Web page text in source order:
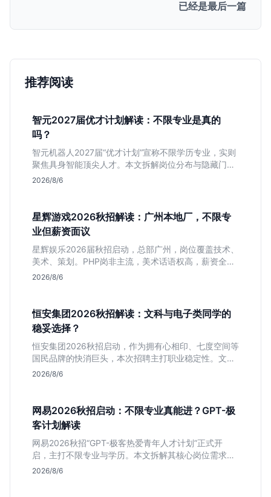
已经是最后一篇
推荐阅读
智元2027届优才计划解读：不限专业是真的
吗？
智元机器人2027届“优才计划”宣称不限学历专业，实则
聚焦具身智能顶尖人才。本文拆解岗位分布与隐藏门
槛，分析算法、仿真等核心方向，帮你判断是否值得投
2026/8/6
星辉游戏2026秋招解读：广州本地厂，不限专
业但薪资面议
星辉娱乐2026届秋招启动，总部广州，岗位覆盖技术、
美术、策划。PHP岗非主流，美术话语权高，薪资全面
面议。适合想接触项目全流程的应届生，追求大厂光环
2026/8/6
恒安集团2026秋招解读：文科与电子类同学的
稳妥选择？
恒安集团2026秋招启动，作为拥有心相印、七度空间等
国民品牌的快消巨头，本次招聘主打职业稳定性。文章
深度解析管培生项目，明确文商科主攻品牌营销、理工
2026/8/6
网易2026秋招启动：不限专业真能进？GPT-极
客计划解读
网易2026秋招“GPT-极客热爱青年人才计划”正式开
启，主打不限专业与学历。本文拆解其核心岗位需求
（技术研发、游戏策划、算法），分析非科班同学的投
2026/8/6